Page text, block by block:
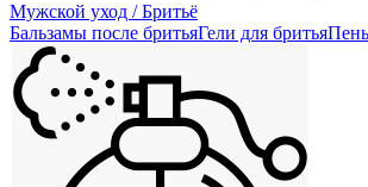
Мужской уход / Бритьё
Бальзамы после бритьяГели для бритья